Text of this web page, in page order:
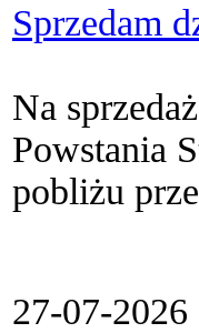
Sprzedam
Na
Powstania
pobliżu
27-07-2026